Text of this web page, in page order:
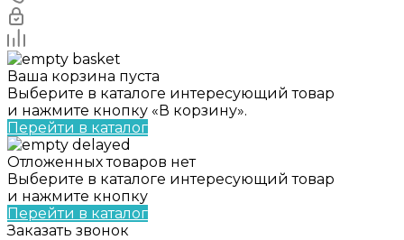
Ваша корзина пуста
Выберите в каталоге интересующий товар
и нажмите кнопку «В корзину».
Перейти в каталог
Отложенных товаров нет
Выберите в каталоге интересующий товар
и нажмите кнопку
Перейти в каталог
Заказать звонок